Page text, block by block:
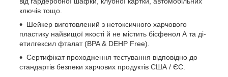
ключів тощо.
Шейкер виготовлений з нетоксичного харчового
пластику найвищої якості й не містить бісфенол А та ді-
етилгексил фталат (BPA & DEHP Free).
Сертифікат проходження тестування відповідно до
стандартів безпеки харчових продуктів США / ЄС.